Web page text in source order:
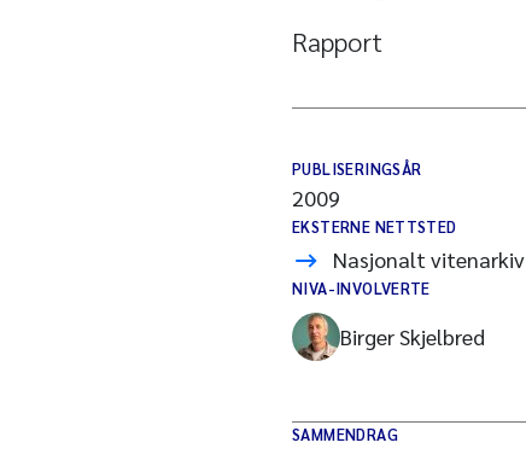
Rapport
PUBLISERINGSÅR
2009
EKSTERNE NETTSTED
Nasjonalt vitenarkiv
NIVA-INVOLVERTE
Birger Skjelbred
SAMMENDRAG